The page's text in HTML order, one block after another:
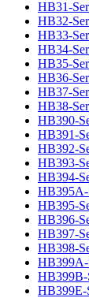
HB31-
HB32-
HB33-
HB34-
HB35-
HB36-
HB37-
HB38-
HB390-
HB391-
HB392-
HB393-
HB394-
HB395A-
HB395-
HB396-
HB397-
HB398-
HB399E-